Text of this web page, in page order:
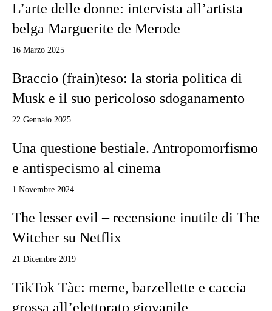
L’arte delle donne: intervista all’artista
belga Marguerite de Merode
16 Marzo 2025
Braccio (frain)teso: la storia politica di
Musk e il suo pericoloso sdoganamento
22 Gennaio 2025
Una questione bestiale. Antropomorfismo
e antispecismo al cinema
1 Novembre 2024
The lesser evil – recensione inutile di The
Witcher su Netflix
21 Dicembre 2019
TikTok Tàc: meme, barzellette e caccia
grossa all’elettorato giovanile